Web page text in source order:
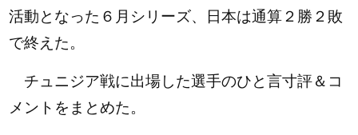
活動となった６月シリーズ、日本は通算２勝２敗
で終えた。
チュニジア戦に出場した選手のひと言寸評＆コ
メントをまとめた。